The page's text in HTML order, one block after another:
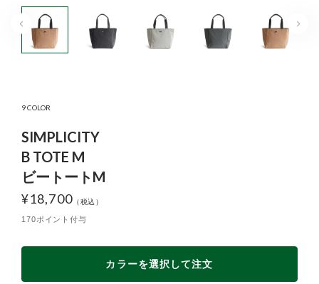
9 COLOR
SIMPLICITY
B TOTE M
ビートートM
¥18,700
170ポイント付与
カラーを選択して注文